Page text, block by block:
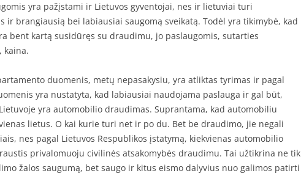
yra pažįstami ir Lietuvos gyventojai, nes ir lietuviai turi
ir brangiausią bei labiausiai saugomą sveikatą. Todėl yra tikimybė, kad
bent kartą susidūręs su draudimu, jo paslaugomis, sutarties
kaina.
duomenis, metų nepasakysiu, yra atliktas tyrimas ir pagal
yra nustatyta, kad labiausiai naudojama paslauga ir gal būt,
yra automobilio draudimas. Suprantama, kad automobiliu
lietus. O kai kurie turi net ir po du. Bet be draudimo, jie negali
nes pagal Lietuvos Respublikos įstatymą, kiekvienas automobilio
privalomuoju civilinės atsakomybės draudimu. Tai užtikrina ne tik
žalos saugumą, bet saugo ir kitus eismo dalyvius nuo galimos patirti